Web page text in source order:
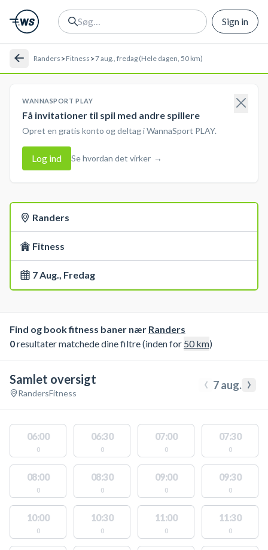
Sign in
Randers >Fitness >7 aug., fredag (Hele dagen, 50 km)
WANNASPORT PLAY
Få invitationer til spil med andre spillere
Opret en gratis konto og deltag i WannaSport PLAY.
Log ind Se hvordan det virker →
Randers
Fitness
7 Aug., Fredag
Find og book fitness baner nær Randers
0resultater matchede dine filtre (inden for 50km)
Samlet oversigt
RandersFitness ‹ 7 aug. ›
06:00
0
06:30
0
07:00
0
07:30
0
08:00
0
08:30
0
09:00
0
09:30
0
10:00
0
10:30
0
11:00
0
11:30
0